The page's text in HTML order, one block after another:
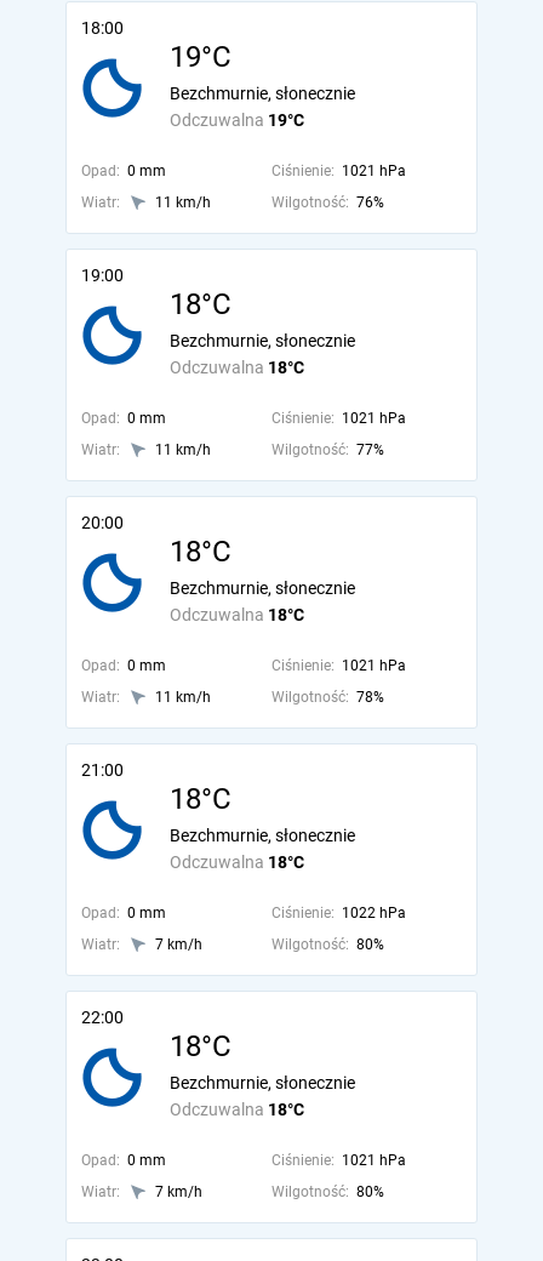
18:00
19°C
Odczuwalna 19°C
Bezchmurnie, słonecznie
Opad: 0 mm Ciśnienie: 1021 hPa
Wiatr:
11 km/h Wilgotność: 76%
19:00
18°C
Odczuwalna 18°C
Bezchmurnie, słonecznie
Opad: 0 mm Ciśnienie: 1021 hPa
Wiatr:
11 km/h Wilgotność: 77%
20:00
18°C
Odczuwalna 18°C
Bezchmurnie, słonecznie
Opad: 0 mm Ciśnienie: 1021 hPa
Wiatr:
11 km/h Wilgotność: 78%
21:00
18°C
Odczuwalna 18°C
Bezchmurnie, słonecznie
Opad: 0 mm Ciśnienie: 1022 hPa
Wiatr:
7 km/h Wilgotność: 80%
22:00
18°C
Odczuwalna 18°C
Bezchmurnie, słonecznie
Opad: 0 mm Ciśnienie: 1021 hPa
Wiatr:
7 km/h Wilgotność: 80%